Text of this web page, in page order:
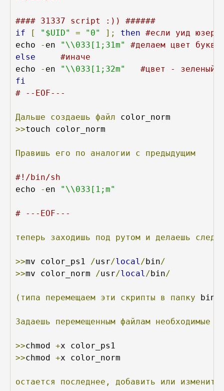
#### 31337 script :)) ######
if
[ "$UID" = "0" ]; then #если уид
echo
- en "\\033[1;31m"
#делаем цвет букв
else
#иначе
echo
- en "\\033[1;32m"
#цвет - зеленый
fi
# --EOF---
Дальше создаешь файл
>>touch color_norm
Правишь его по аналогии с предыдущим
#!/bin/sh
echo
- en "\\033[1;m"
# ---EOF---
теперь заходишь под рутом и делаешь
>>mv color_ps1 /usr/local /bin/
>>mv color_norm /usr/local /bin/
(типа перемещаем эти скрипты в папку bin
Задаешь перемещенным файлам необходимые
>>chmod +
>>chmod +x color_norm
остается последнее, добавить или изменить